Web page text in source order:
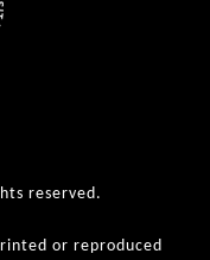
reserved.
or reproduced